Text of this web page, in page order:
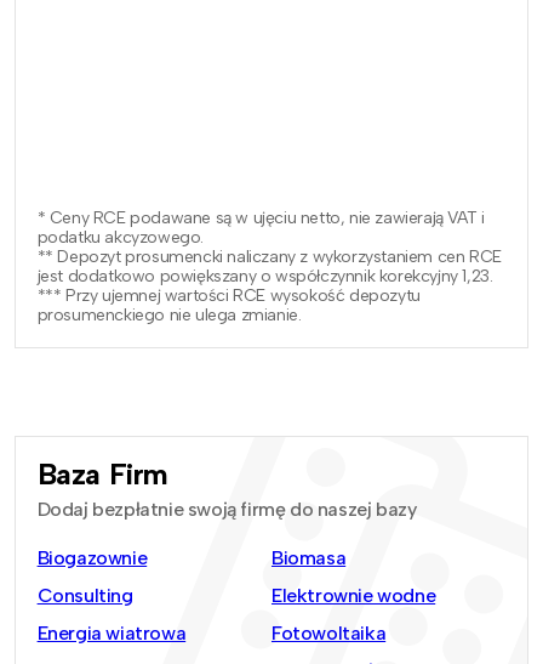
* Ceny RCE podawane są w ujęciu netto, nie zawierają VAT i
podatku akcyzowego.
** Depozyt prosumencki naliczany z wykorzystaniem cen RCE
jest dodatkowo powiększany o współczynnik korekcyjny 1,23.
*** Przy ujemnej wartości RCE wysokość depozytu
prosumenckiego nie ulega zmianie.
Baza Firm
Dodaj bezpłatnie swoją firmę do naszej bazy
Biogazownie
Biomasa
Consulting
Elektrownie wodne
Energia wiatrowa
Fotowoltaika